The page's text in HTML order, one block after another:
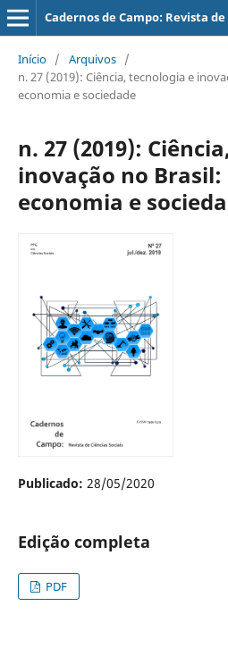
Cadernos de Campo: Revista
Início / Arquivos /
n. 27 (2019): Ciência, tecnologia e
economia e sociedade
n. 27 (2019):
inovação no
economia e
Publicado: 28/05/2020
Edição completa
PDF